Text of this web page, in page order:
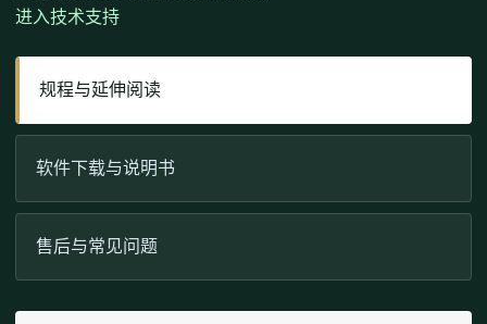
进入技术支持
规程与延伸阅读
软件下载与说明书
售后与常见问题